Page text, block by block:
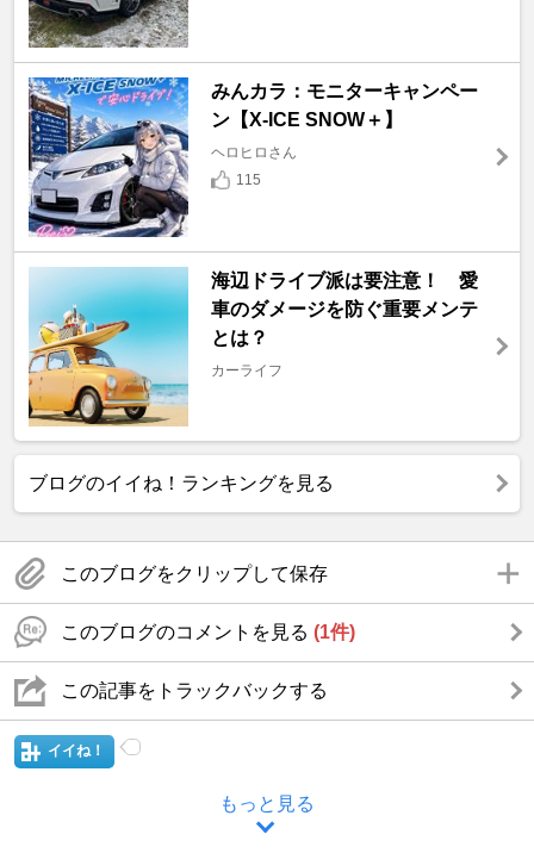
みんカラ：モニターキャンペー
ン【X-ICE SNOW＋】
ヘロヒロさん
115
海辺ドライブ派は要注意！ 愛
車のダメージを防ぐ重要メンテ
とは？
カーライフ
ブログのイイね！ランキングを見る
このブログをクリップして保存
このブログのコメントを見る (1件)
この記事をトラックバックする
イイね！
もっと見る